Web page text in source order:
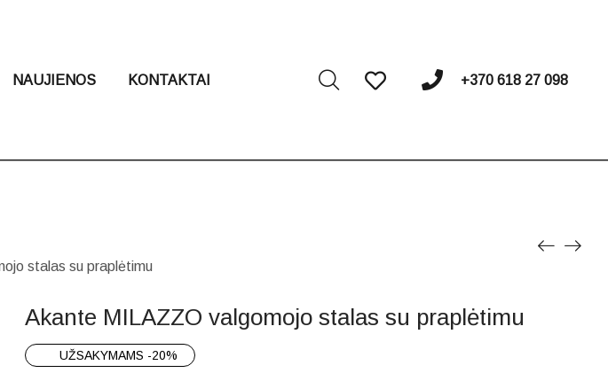
NAUJIENOS KONTAKTAI +370 618 27 098
stalas su praplėtimu
Akante MILAZZO valgomojo stalas su praplėtimu
UŽSAKYMAMS -20%